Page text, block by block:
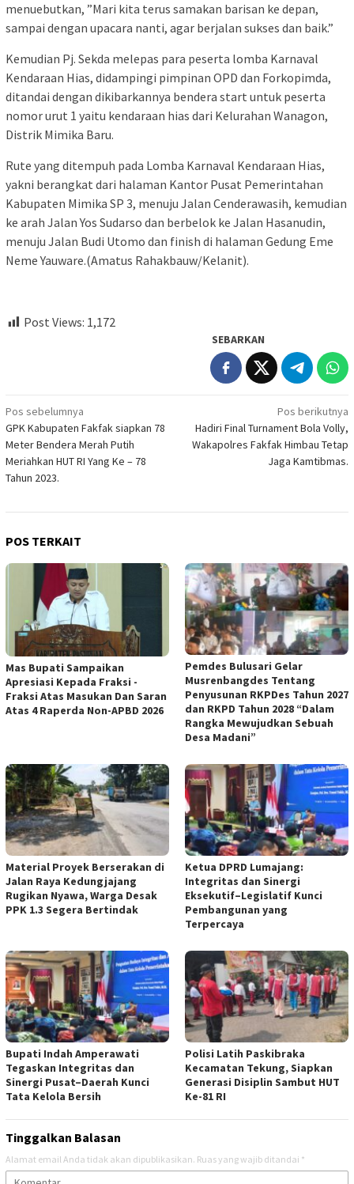
menuebutkan, ”Mari kita terus samakan barisan ke depan,
sampai dengan upacara nanti, agar berjalan sukses dan baik.”
Kemudian Pj. Sekda melepas para peserta lomba Karnaval
Kendaraan Hias, didampingi pimpinan OPD dan Forkopimda,
ditandai dengan dikibarkannya bendera start untuk peserta
nomor urut 1 yaitu kendaraan hias dari Kelurahan Wanagon,
Distrik Mimika Baru.
Rute yang ditempuh pada Lomba Karnaval Kendaraan Hias,
yakni berangkat dari halaman Kantor Pusat Pemerintahan
Kabupaten Mimika SP 3, menuju Jalan Cenderawasih, kemudian
ke arah Jalan Yos Sudarso dan berbelok ke Jalan Hasanudin,
menuju Jalan Budi Utomo dan finish di halaman Gedung Eme
Neme Yauware.(Amatus Rahakbauw/Kelanit).
Post Views: 1,172
SEBARKAN
Navigasi
pos
Pos sebelumnya
GPK Kabupaten Fakfak siapkan 78
Meter Bendera Merah Putih
Meriahkan HUT RI Yang Ke – 78
Tahun 2023.
Pos berikutnya
Hadiri Final Turnament Bola Volly,
Wakapolres Fakfak Himbau Tetap
Jaga Kamtibmas.
POS TERKAIT
Mas Bupati Sampaikan
Apresiasi Kepada Fraksi -
Fraksi Atas Masukan Dan Saran
Atas 4 Raperda Non-APBD 2026
Pemdes Bulusari Gelar
Musrenbangdes Tentang
Penyusunan RKPDes Tahun 2027
dan RKPD Tahun 2028 “Dalam
Rangka Mewujudkan Sebuah
Desa Madani”
Material Proyek Berserakan di
Jalan Raya Kedungjajang
Rugikan Nyawa, Warga Desak
PPK 1.3 Segera Bertindak
Ketua DPRD Lumajang:
Integritas dan Sinergi
Eksekutif–Legislatif Kunci
Pembangunan yang
Terpercaya
Bupati Indah Amperawati
Tegaskan Integritas dan
Sinergi Pusat–Daerah Kunci
Tata Kelola Bersih
Polisi Latih Paskibraka
Kecamatan Tekung, Siapkan
Generasi Disiplin Sambut HUT
Ke-81 RI
Tinggalkan Balasan
Alamat email Anda tidak akan dipublikasikan. Ruas yang wajib ditandai *